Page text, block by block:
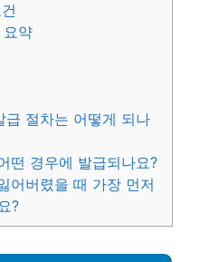
요약
급 절차는 어떻게 되나
떤 경우에 발급되나요?
어버렸을 때 가장 먼저
?